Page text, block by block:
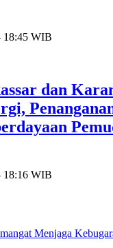
18:45 WIB
dan
18:16 WIB
Menjaga